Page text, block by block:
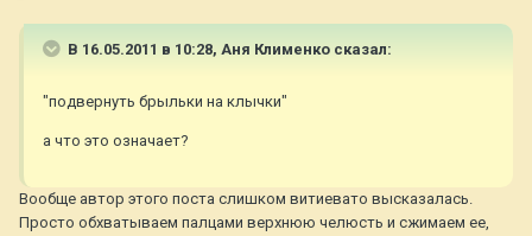
В 16.05.2011 в 10:28, Аня Клименко сказал:
"подвернуть брыльки на клычки"
а что это означает?
Вообще автор этого поста слишком витиевато высказалась.
Просто обхватываем палцами верхнюю челюсть и сжимаем ее,